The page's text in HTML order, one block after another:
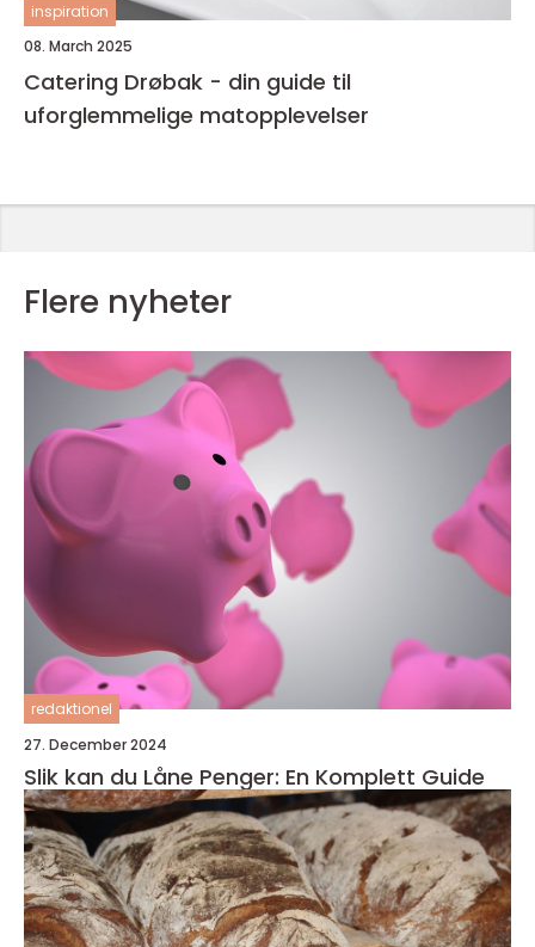
inspiration
08. March 2025
Catering Drøbak - din guide til
uforglemmelige matopplevelser
Flere nyheter
redaktionel
27. December 2024
Slik kan du Låne Penger: En Komplett Guide